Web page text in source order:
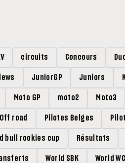
circuits Concours
JuniorGP Juniors
Moto GP moto2 Moto3
Off road Pilotes Belges
bull rookies cup Résultats
World SBK World